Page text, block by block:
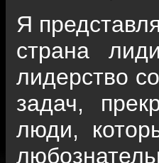
Я
страна
лидерство
задач,
люди,